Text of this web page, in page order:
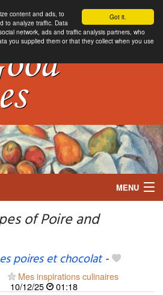
Got it.
content and ads, to
to analyze traffic. Data
network, ads and traffic analysis partners, who
you supplied them or that they collect when you use
MENU
of Poire and
poires et chocolat-
Mes inspirations culinaires
10/12/25
01:18